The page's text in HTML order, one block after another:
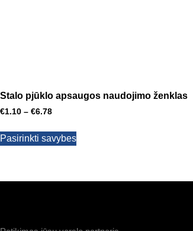
Stalo pjūklo apsaugos naudojimo ženklas
€1.10 – €6.78
Pasirinkti savybes